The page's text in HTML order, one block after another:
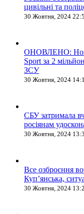
цивільні та
30 Жовтня, 2024
ОНОВЛЕНО:
Sport за 2
ЗСУ
30 Жовтня, 2024
СБУ затримала
росіянам
30 Жовтня, 2024
Все озброєння
Куп’янська,
30 Жовтня, 2024